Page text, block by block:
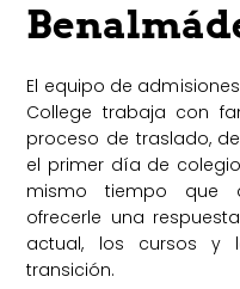
El equipo de
College trabaja con
proceso de traslado,
el primer día de
mismo tiempo que
ofrecerle una
actual, los cursos y
transición.